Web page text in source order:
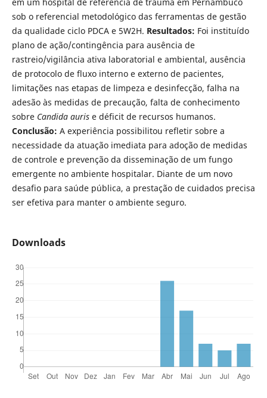
sob o referencial metodológico das ferramentas de gestão
da qualidade ciclo PDCA e 5W2H. Resultados: Foi instituído
plano de ação/contingência para ausência de
rastreio/vigilância ativa laboratorial e ambiental, ausência
de protocolo de fluxo interno e externo de pacientes,
limitações nas etapas de limpeza e desinfecção, falha na
adesão às medidas de precaução, falta de conhecimento
sobre Candida auris e déficit de recursos humanos.
Conclusão: A experiência possibilitou refletir sobre a
necessidade da atuação imediata para adoção de medidas
de controle e prevenção da disseminação de um fungo
emergente no ambiente hospitalar. Diante de um novo
desafio para saúde pública, a prestação de cuidados precisa
ser efetiva para manter o ambiente seguro.
Downloads